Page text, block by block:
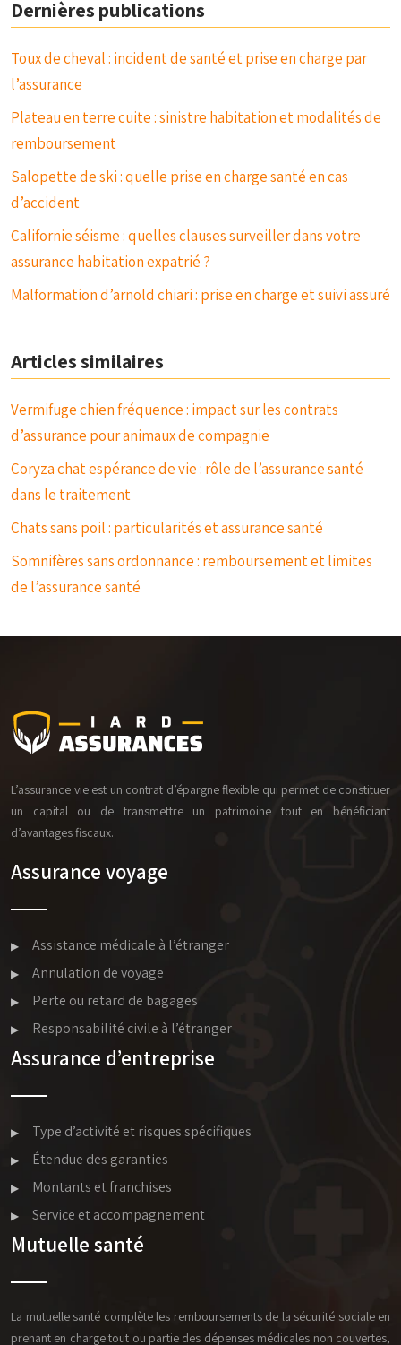
Dernières publications
Toux de cheval : incident de santé et prise en charge par
l’assurance
Plateau en terre cuite : sinistre habitation et modalités de
remboursement
Salopette de ski : quelle prise en charge santé en cas
d’accident
Californie séisme : quelles clauses surveiller dans votre
assurance habitation expatrié ?
Malformation d’arnold chiari : prise en charge et suivi assuré
Articles similaires
Vermifuge chien fréquence : impact sur les contrats
d’assurance pour animaux de compagnie
Coryza chat espérance de vie : rôle de l’assurance santé
dans le traitement
Chats sans poil : particularités et assurance santé
Somnifères sans ordonnance : remboursement et limites
de l’assurance santé
L’assurance vie est un contrat d’épargne flexible qui permet de constituer
un capital ou de transmettre un patrimoine tout en bénéficiant
d’avantages fiscaux.
Assurance voyage
Assistance médicale à l’étranger
Annulation de voyage
Perte ou retard de bagages
Responsabilité civile à l’étranger
Assurance d’entreprise
Type d’activité et risques spécifiques
Étendue des garanties
Montants et franchises
Service et accompagnement
Mutuelle santé
La mutuelle santé complète les remboursements de la sécurité sociale en
prenant en charge tout ou partie des dépenses médicales non couvertes,